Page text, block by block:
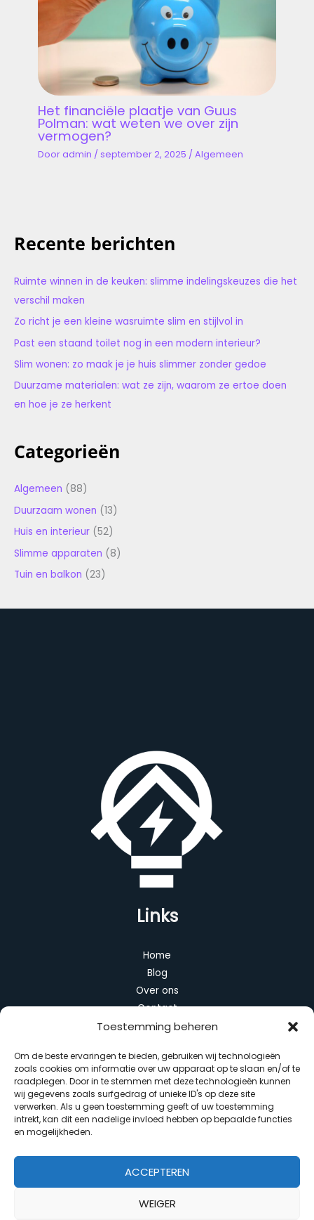
Toestemming beheren
Om de beste ervaringen te bieden, gebruiken wij technologieën
zoals cookies om informatie over uw apparaat op te slaan en/of te
raadplegen. Door in te stemmen met deze technologieën kunnen
wij gegevens zoals surfgedrag of unieke ID's op deze site
verwerken. Als u geen toestemming geeft of uw toestemming
intrekt, kan dit een nadelige invloed hebben op bepaalde functies
en mogelijkheden.
ACCEPTEREN
WEIGER
Het financiële plaatje van Guus
Polman: wat weten we over zijn
vermogen?
Dooradmin /september 2, 2025 /Algemeen
Recente berichten
Ruimte winnen in de keuken: slimme indelingskeuzes die het
verschil maken
Zo richt je een kleine wasruimte slim en stijlvol in
Past een staand toilet nog in een modern interieur?
Slim wonen: zo maak je je huis slimmer zonder gedoe
Duurzame materialen: wat ze zijn, waarom ze ertoe doen
en hoe je ze herkent
Categorieën
Algemeen (88)
Duurzaam wonen (13)
Huis en interieur (52)
Slimme apparaten (8)
Tuin en balkon (23)
Links
Home
Blog
Over ons
Contact
Categorieën
Algemeen
Duurzaam wonen
Huis en interieur
Slimme apparaten